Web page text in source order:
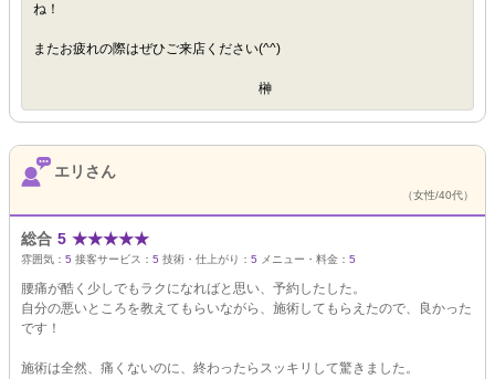
ね！
またお疲れの際はぜひご来店ください(^^)
榊
エリさん
（女性/40代）
総合 5 ★★★★★
雰囲気： 5 接客サービス： 5 技術・仕上がり： 5 メニュー・料金： 5
腰痛が酷く少しでもラクになればと思い、予約したした。
自分の悪いところを教えてもらいながら、施術してもらえたので、良かった
です！
施術は全然、痛くないのに、終わったらスッキリして驚きました。